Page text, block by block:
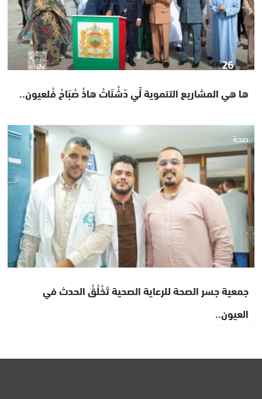
ها هي المشاريع التنموية لِّي دّشْنَاتْ هاذْ صْبَاحْ فْلعيون..
صحة
جمعية جسر الصحة للرعاية الصحية تَخْلُقُ الحدث في
العيون..